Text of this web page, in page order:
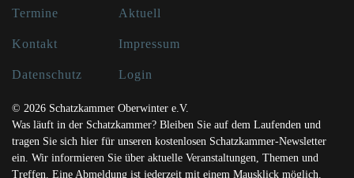
Termine Aktuell
Kontakt Impressum
Datenschutz Login
© 2026 Schatzkammer Oberwinter e.V.
Was läuft in der Schatzkammer? Bleiben Sie auf dem Laufenden und
tragen Sie sich hier für unseren kostenlosen Schatzkammer-Newsletter
ein. Wir informieren Sie über aktuelle Veranstaltungen, Themen und
Treffen. Eine Abmeldung ist jederzeit mit einem Mausklick möglich.